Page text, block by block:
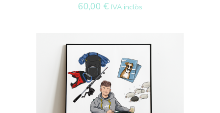
60,00 € IVA inclòs